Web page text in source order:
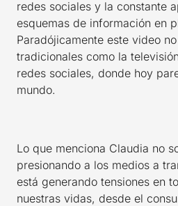
redes sociales y la constante
esquemas de información en
Paradójicamente este video
tradicionales como la
redes sociales, donde hoy
mundo.
Lo que menciona Claudia no
presionando a los medios a
está generando tensiones en
nuestras vidas, desde el